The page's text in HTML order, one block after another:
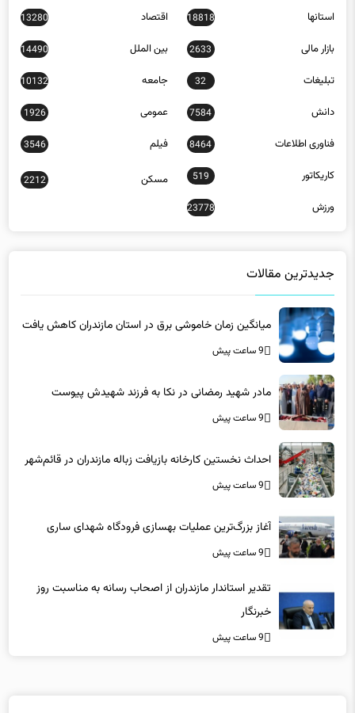
استانها 18818 اقتصاد 13280
بازار مالی 2633 بین الملل 14490
تبلیغات 32 جامعه 10132
دانش 7584 عمومی 1926
فناوری اطلاعات 8464 فیلم 3546
کاریکاتور 519 مسکن 2212
ورزش 23778
جدیدترین مقالات
میانگین زمان خاموشی برق در استان مازندران کاهش یافت
9 ساعت پیش
مادر شهید رمضانی در نکا به فرزند شهیدش پیوست
9 ساعت پیش
احداث نخستین کارخانه بازیافت زباله مازندران در قائم‌شهر
9 ساعت پیش
آغاز بزرگ‌ترین عملیات بهسازی فرودگاه شهدای ساری
9 ساعت پیش
تقدیر استاندار مازندران از اصحاب رسانه به مناسبت روز
خبرنگار
9 ساعت پیش